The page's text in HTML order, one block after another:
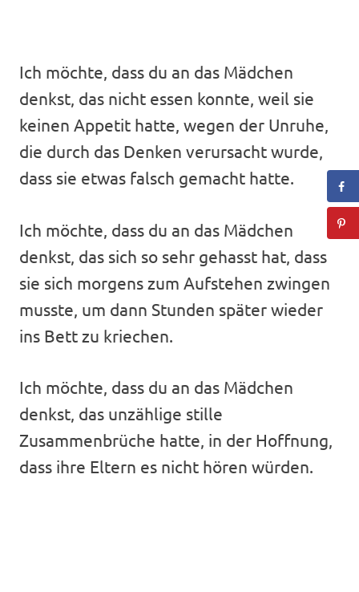
Ich möchte, dass du an das Mädchen
denkst, das nicht essen konnte, weil sie
keinen Appetit hatte, wegen der Unruhe,
die durch das Denken verursacht wurde,
dass sie etwas falsch gemacht hatte.
Ich möchte, dass du an das Mädchen
denkst, das sich so sehr gehasst hat, dass
sie sich morgens zum Aufstehen zwingen
musste, um dann Stunden später wieder
ins Bett zu kriechen.
Ich möchte, dass du an das Mädchen
denkst, das unzählige stille
Zusammenbrüche hatte, in der Hoffnung,
dass ihre Eltern es nicht hören würden.